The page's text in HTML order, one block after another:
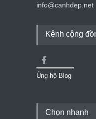
info@canhdep.net
Kênh cộng
Ủng hộ Blog
Chọn nhanh